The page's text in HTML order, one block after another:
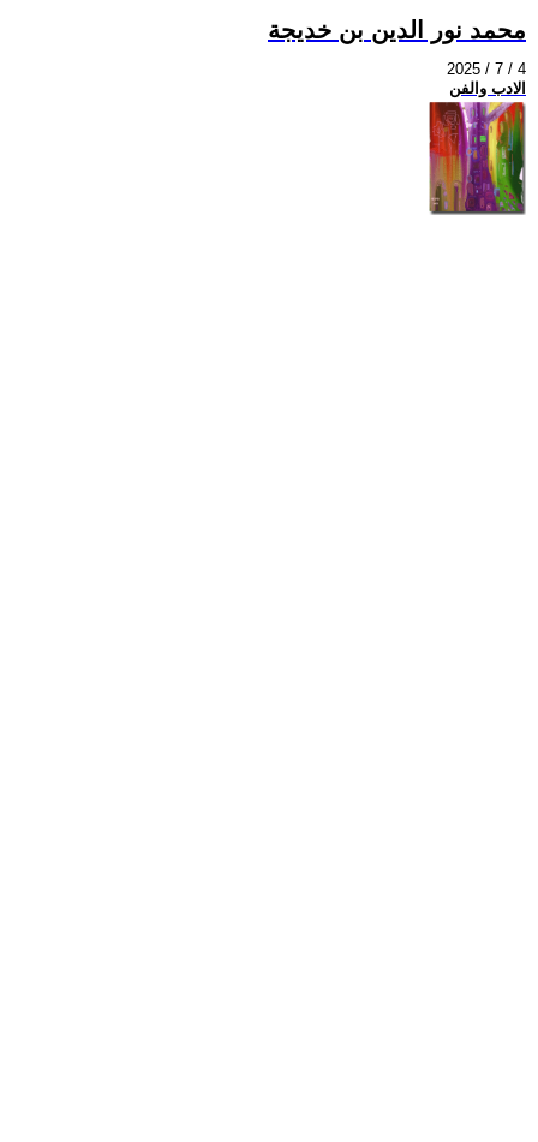
محمد نور الدين بن خديجة
2025 / 7 / 4
الادب والفن